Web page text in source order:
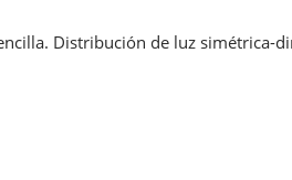
Distribución de luz simétrica-